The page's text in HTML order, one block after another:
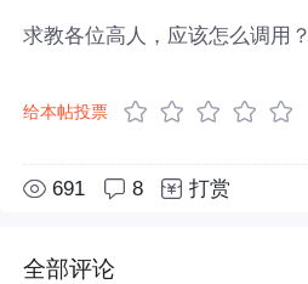
求教各位高人，应该怎么调用？
给本帖投票
691 8 打赏
全部评论